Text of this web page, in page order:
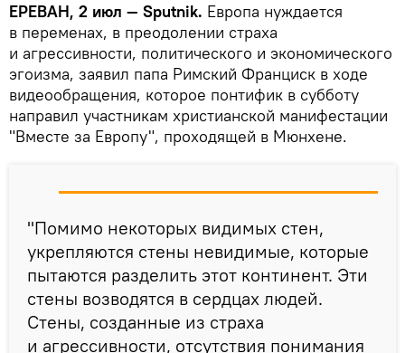
ЕРЕВАН, 2 июл — Sputnik. Европа нуждается
в переменах, в преодолении страха
и агрессивности, политического и экономического
эгоизма, заявил папа Римский Франциск в ходе
видеообращения, которое понтифик в субботу
направил участникам христианской манифестации
"Вместе за Европу", проходящей в Мюнхене.
"Помимо некоторых видимых стен,
укрепляются стены невидимые, которые
пытаются разделить этот континент. Эти
стены возводятся в сердцах людей.
Стены, созданные из страха
и агрессивности, отсутствия понимания